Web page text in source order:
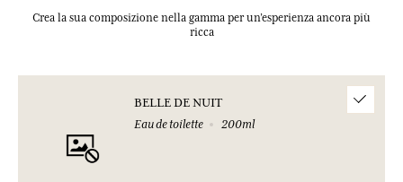
Crea la sua composizione nella gamma per un’esperienza ancora più
ricca
BELLE DE NUIT
Eau de toilette
200ml